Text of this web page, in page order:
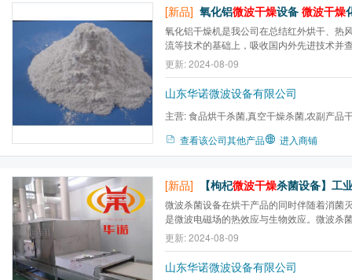
[新品] 氧化铝微波干燥设备 微波干燥化
氧化铝干燥机是我公司在总结红外烘干、热
流等技术的基础上，吸收国内外先进技术并
开发设计的，该机具有设计合理，结构紧凑
料、染料、精细化工、农药、肥料、饲料等
速、节能、小设备大生产、连续操作的目的
设...
更新: 2024-08-09
山东华诺微波设备有限公司
主营:食品烘干杀菌,真空干燥杀菌,农副产品
查看该公司其他产品 进入商铺
[新品] 【枸杞微波干燥杀菌设备】工业微波
微波杀菌设备在烘干产品的同时伴随着消菌
是微波电磁场的热效应与生物效应。微波杀
需在85℃左右的微波场中3~5分钟，即可达
远远超越传统的杀菌方式，不仅安全无害，
更新: 2024-08-09
山东华诺微波设备有限公司